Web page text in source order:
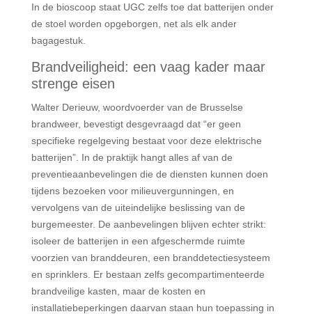
In de bioscoop staat UGC zelfs toe dat batterijen onder
de stoel worden opgeborgen, net als elk ander
bagagestuk.
Brandveiligheid: een vaag kader maar
strenge eisen
Walter Derieuw, woordvoerder van de Brusselse
brandweer, bevestigt desgevraagd dat “er geen
specifieke regelgeving bestaat voor deze elektrische
batterijen”. In de praktijk hangt alles af van de
preventieaanbevelingen die de diensten kunnen doen
tijdens bezoeken voor milieuvergunningen, en
vervolgens van de uiteindelijke beslissing van de
burgemeester. De aanbevelingen blijven echter strikt:
isoleer de batterijen in een afgeschermde ruimte
voorzien van branddeuren, een branddetectiesysteem
en sprinklers. Er bestaan zelfs gecompartimenteerde
brandveilige kasten, maar de kosten en
installatiebeperkingen daarvan staan hun toepassing in